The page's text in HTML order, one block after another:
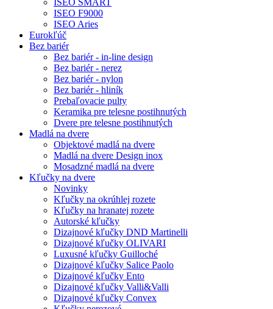
ISEO SMART
ISEO F9000
ISEO Aries
Eurokľúč
Bez bariér
Bez bariér - in-line design
Bez bariér - nerez
Bez bariér - nylon
Bez bariér - hliník
Prebaľovacie pulty
Keramika pre telesne postihnutých
Dvere pre telesne postihnutých
Madlá na dvere
Objektové madlá na dvere
Madlá na dvere Design inox
Mosadzné madlá na dvere
Kľučky na dvere
Novinky
Kľučky na okrúhlej rozete
Kľučky na hranatej rozete
Autorské kľučky
Dizajnové kľučky DND Martinelli
Dizajnové kľučky OLIVARI
Luxusné kľučky Guilloché
Dizajnové kľučky Salice Paolo
Dizajnové kľučky Ento
Dizajnové kľučky Valli&Valli
Dizajnové kľučky Convex